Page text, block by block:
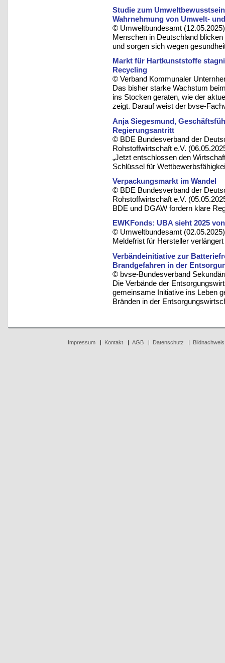
Studie zum
Wahrnehmung von Umwelt-
© Umweltbundesamt (12.05.2025)
Menschen in Deutschland
und sorgen sich wegen
Markt für Hartkunststoffe
Recycling
© Verband Kommunaler
Das bisher starke Wachstum
ins Stocken geraten, wie der
zeigt. Darauf weist der bvse-
Anja Siegesmund,
Regierungsantritt
© BDE Bundesverband der
Rohstoffwirtschaft e.V.
„Jetzt entschlossen den
Schlüssel für
Verpackungsmarkt im Wandel
© BDE Bundesverband der
Rohstoffwirtschaft e.V.
BDE und DGAW fordern klare
EWKFonds: UBA sieht 2025
© Umweltbundesamt (02.05.2025)
Meldefrist für Hersteller
Verbändeinitiative zur
Brandgefahren in der
© bvse-Bundesverband
Die Verbände der
gemeinsame Initiative ins Leben
Bränden in der
Impressum| Kontakt| AGB| Datenschutz | Bildnachweis